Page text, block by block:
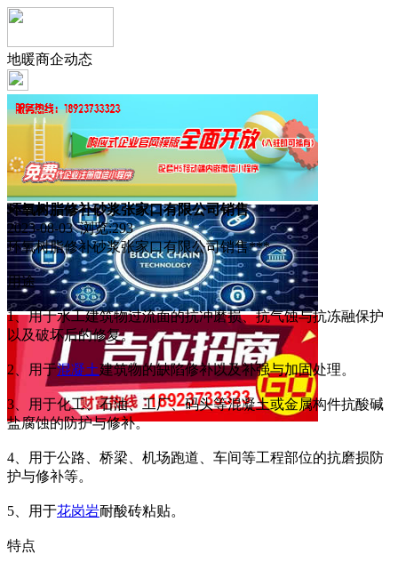
地暖商企动态
环氧树脂修补砂浆张家口有限公司销售
2023-08-03 浏览:293
环氧树脂修补砂浆张家口有限公司销售***
用途
1、用于水工建筑物过流面的抗冲磨损、抗气蚀与抗冻融保护
以及破坏后的修复。
2、用于混凝土建筑物的缺陷修补以及补强与加固处理。
3、用于化工、石油、工厂、码头等混凝土或金属构件抗酸碱
盐腐蚀的防护与修补。
4、用于公路、桥梁、机场跑道、车间等工程部位的抗磨损防
护与修补等。
5、用于花岗岩耐酸砖粘贴。
特点